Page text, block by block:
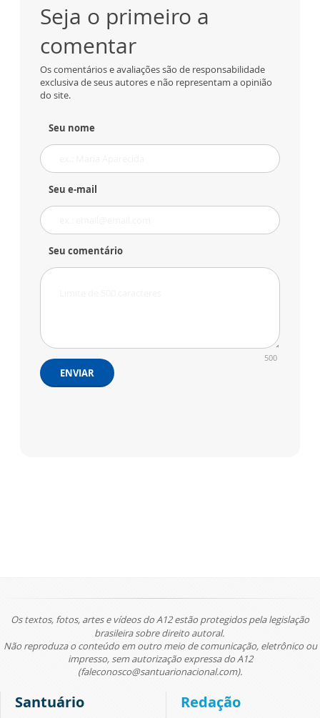
Seja o primeiro a
comentar
Os comentários e avaliações são de responsabilidade
exclusiva de seus autores e não representam a opinião
do site.
Seu nome
Seu e-mail
Seu comentário
500
ENVIAR
Os textos, fotos, artes e vídeos do A12 estão protegidos pela legislação
brasileira sobre direito autoral.
Não reproduza o conteúdo em outro meio de comunicação, eletrônico ou
impresso, sem autorização expressa do A12
(faleconosco@santuarionacional.com).
Santuário Redação